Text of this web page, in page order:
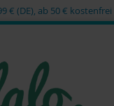
€ (DE), ab 50 € kostenfrei